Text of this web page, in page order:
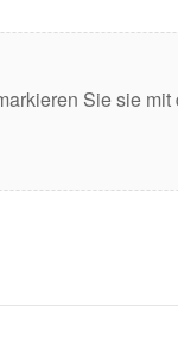
Sie sie